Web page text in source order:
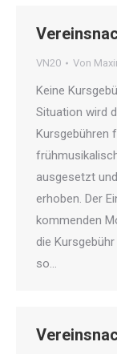
VN20 Von
Keine
Situation wird
Kursgebühren
ausgesetzt
erhoben. Der
kommenden
die
so…